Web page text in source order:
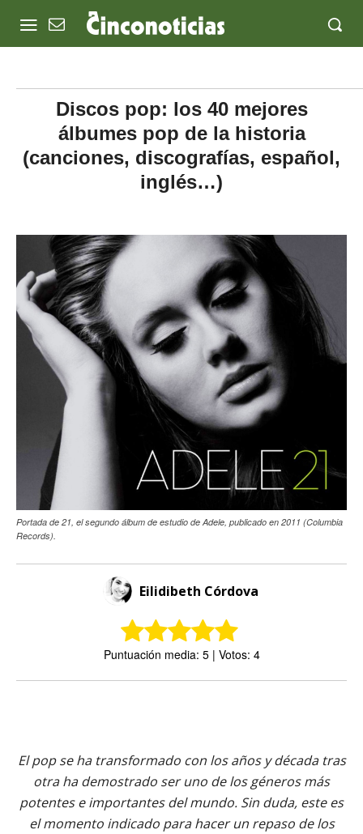
Discos pop: los 40 mejores
álbumes pop de la historia
(canciones, discografías, español,
inglés…)
Portada de 21, el segundo álbum de estudio de Adele, publicado en 2011 (Columbia
Records).
Eilidibeth Córdova
Puntuación media: 5 | Votos: 4
El pop se ha transformado con los años y década tras
otra ha demostrado ser uno de los géneros más
potentes e importantes del mundo. Sin duda, este es
el momento indicado para hacer un repaso de los